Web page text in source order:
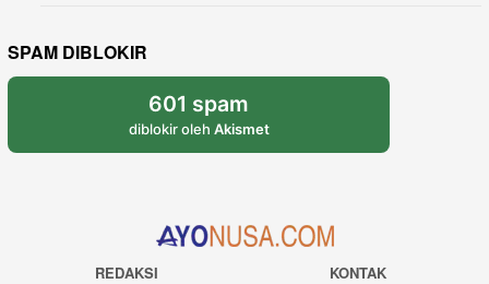
SPAM DIBLOKIR
601 spam
diblokir oleh Akismet
REDAKSI
KONTAK